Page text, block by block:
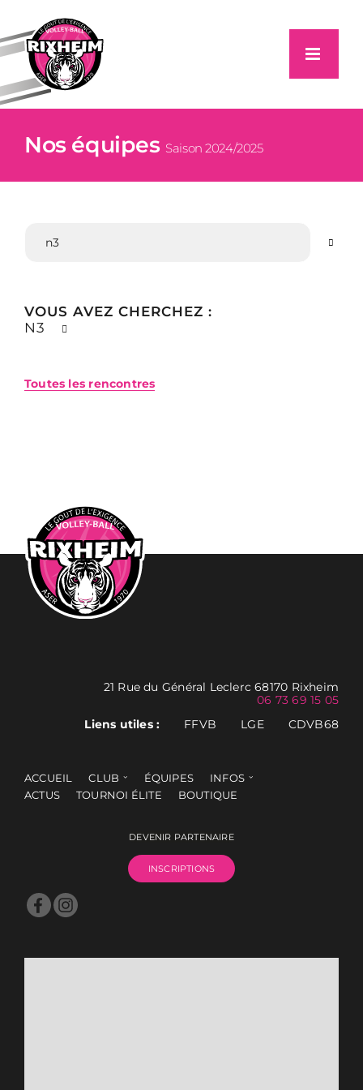
contenu
Nos équipes Saison 2024/2025
VOUS AVEZ CHERCHEZ :
N3
Toutes les rencontres
21 Rue du Général Leclerc 68170 Rixheim
06 73 69 15 05
Liens utiles :
FFVB LGE CDVB68
ACCUEIL CLUB ÉQUIPES
INFOS
ACTUS
TOURNOI ÉLITE BOUTIQUE
DEVENIR PARTENAIRE
INSCRIPTIONS